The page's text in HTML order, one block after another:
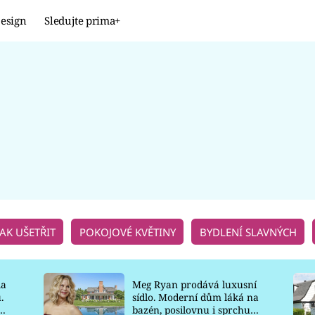
Sledujte prima+
UŠETŘIT POKOJOVÉ KVĚTINY BYDLENÍ SLAVNÝCH
Meg Ryan prodává luxusní
sídlo. Moderní dům láká na
bazén, posilovnu i sprchu